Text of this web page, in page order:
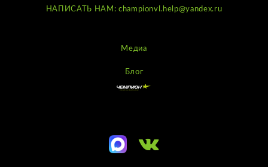
НАПИСАТЬ НАМ: championvl.help@yandex.ru
Медиа
Блог